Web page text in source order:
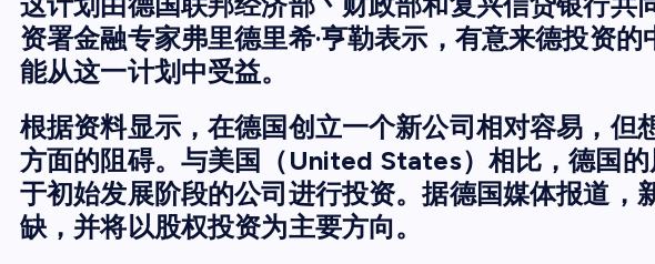
资署金融专家弗里德里希·亨勒表示，有意来德投资
能从这一计划中受益。
根据资料显示，在德国创立一个新公司相对容易，但
方面的阻碍。与美国（United States）相比，德国
于初始发展阶段的公司进行投资。据德国媒体报道，
缺，并将以股权投资为主要方向。